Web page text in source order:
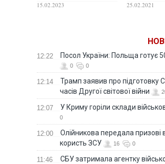
держави за позовом
15.02.2023
Суркісів
25.02.2021
12:22 Посол України: Польща готує
0 0
12:14
Трамп заявив про підготовку
часів Другої світової війни
12:07 У Криму горіли склади
0
12:00
Олійникова передала призові
користь ЗСУ
16 0
11:46
СБУ затримала агентку